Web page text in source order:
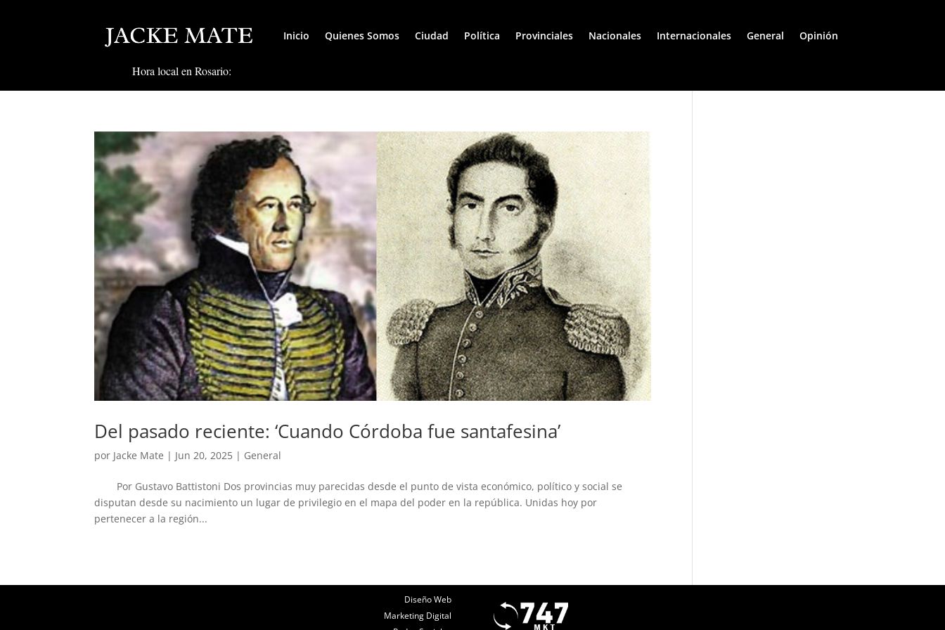
Inicio Quienes Somos Ciudad Política Provinciales Nacionales Internacionales General Opinión
Hora local en Rosario:
Del pasado reciente: ‘Cuando Córdoba fue santafesina’
por Jacke Mate | Jun 20, 2025 | General
Por Gustavo Battistoni Dos provincias muy parecidas desde el punto de vista económico, político y social se
disputan desde su nacimiento un lugar de privilegio en el mapa del poder en la república. Unidas hoy por
pertenecer a la región...
Diseño Web
Marketing Digital